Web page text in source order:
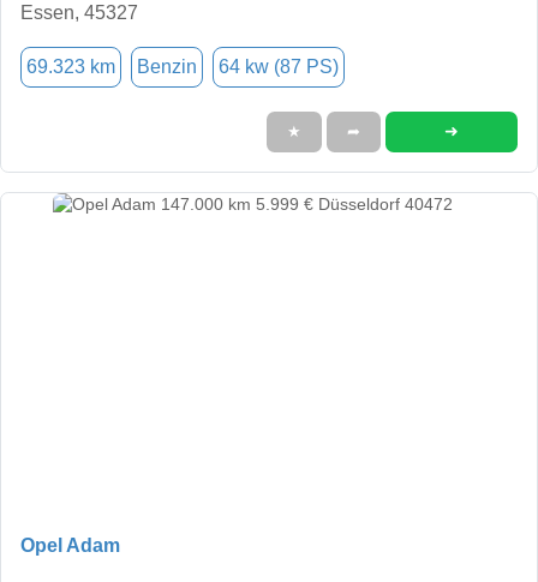
Essen, 45327
69.323 km Benzin 64 kw (87 PS)
★ ➦ ➜
Opel Adam